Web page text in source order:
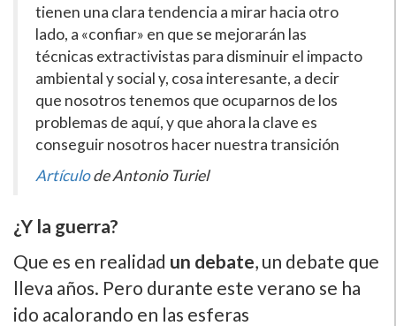
tienen una clara tendencia a mirar hacia otro
lado, a «confiar» en que se mejorarán las
técnicas extractivistas para disminuir el impacto
ambiental y social y, cosa interesante, a decir
que nosotros tenemos que ocuparnos de los
problemas de aquí, y que ahora la clave es
conseguir nosotros hacer nuestra transición
Artículode Antonio Turiel
¿Y la guerra?
Que es en realidad un debate, un debate que
lleva años. Pero durante este verano se ha
ido acalorando en las esferas